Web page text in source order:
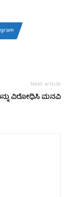
Next article
ವಿರೋಧಿಸಿ ಮನವಿ